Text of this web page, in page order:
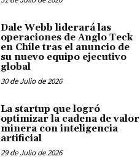
Dale Webb liderará las
operaciones de Anglo Teck
en Chile tras el anuncio de
su nuevo equipo ejecutivo
global
30 de Julio de 2026
La startup que logró
optimizar la cadena de valor
minera con inteligencia
artificial
29 de Julio de 2026